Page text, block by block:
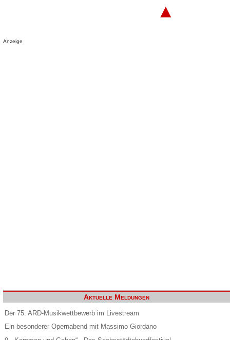
▲
Anzeige
Aktuelle Meldungen
Der 75. ARD-Musikwettbewerb im Livestream
Ein besonderer Opernabend mit Massimo Giordano